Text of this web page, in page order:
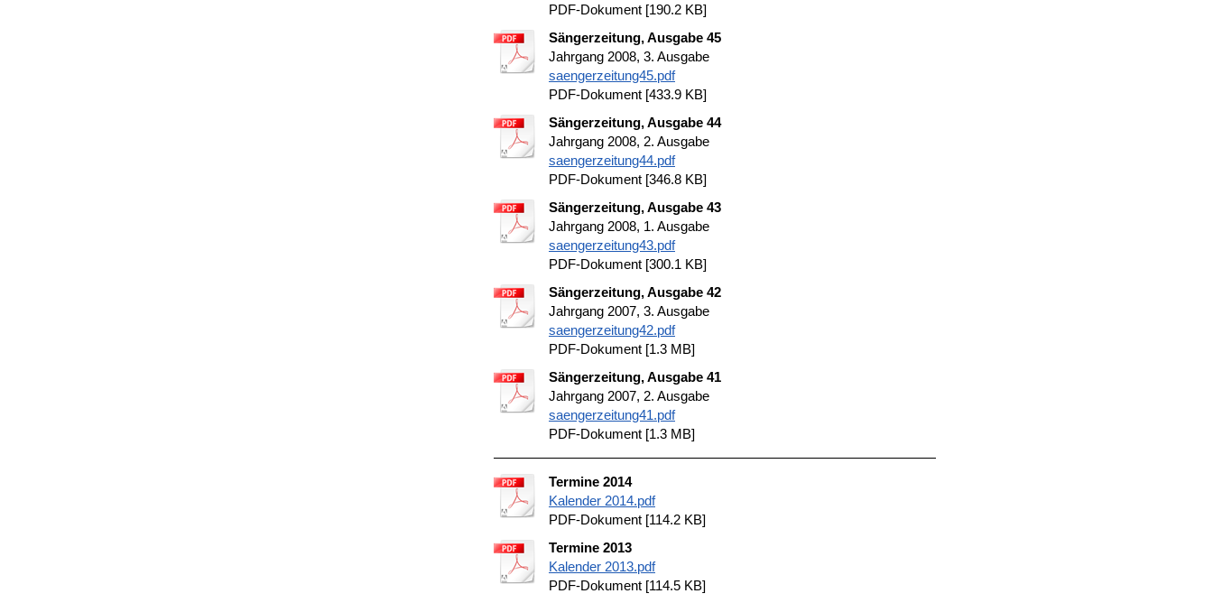
PDF-Dokument [190.2 KB]
Sängerzeitung, Ausgabe 45
Jahrgang 2008, 3. Ausgabe
saengerzeitung45.pdf
PDF-Dokument [433.9 KB]
Sängerzeitung, Ausgabe 44
Jahrgang 2008, 2. Ausgabe
saengerzeitung44.pdf
PDF-Dokument [346.8 KB]
Sängerzeitung, Ausgabe 43
Jahrgang 2008, 1. Ausgabe
saengerzeitung43.pdf
PDF-Dokument [300.1 KB]
Sängerzeitung, Ausgabe 42
Jahrgang 2007, 3. Ausgabe
saengerzeitung42.pdf
PDF-Dokument [1.3 MB]
Sängerzeitung, Ausgabe 41
Jahrgang 2007, 2. Ausgabe
saengerzeitung41.pdf
PDF-Dokument [1.3 MB]
Termine 2014
Kalender 2014.pdf
PDF-Dokument [114.2 KB]
Termine 2013
Kalender 2013.pdf
PDF-Dokument [114.5 KB]